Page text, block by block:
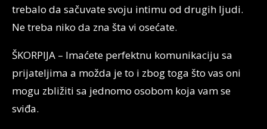
trebalo da sačuvate svoju intimu od drugih ljudi.
Ne treba niko da zna šta vi osećate.
ŠKORPIJA – Imaćete perfektnu komunikaciju sa
prijateljima a možda je to i zbog toga što vas oni
mogu zbližiti sa jednomo osobom koja vam se
sviđa.